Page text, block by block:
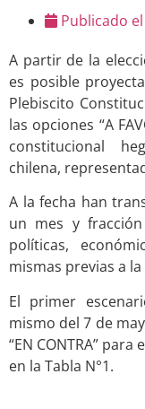
Publicado el
A partir de la
es posible
Plebiscito
las opciones “A
constitucional
chilena,
A la fecha han
un mes y
políticas,
mismas previas a
El primer
mismo del 7 de
“EN CONTRA”
en la Tabla N°1.